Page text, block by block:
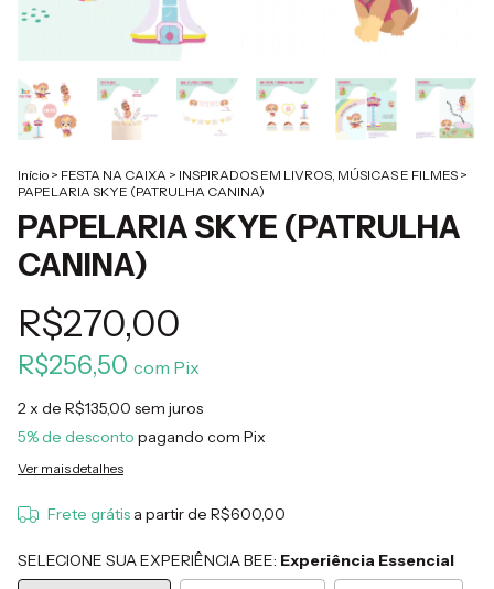
Início > FESTA NA CAIXA > INSPIRADOS EM LIVROS, MÚSICAS E FILMES >
PAPELARIA SKYE (PATRULHA CANINA)
PAPELARIA SKYE (PATRULHA
CANINA)
R$270,00
R$256,50 com Pix
2x de R$135,00 sem juros
5% de desconto pagando com Pix
Ver mais detalhes
Frete grátis a partir de R$600,00
SELECIONE SUA EXPERIÊNCIA BEE: Experiência Essencial